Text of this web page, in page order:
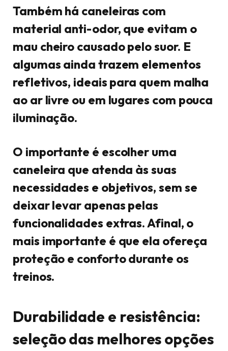
Também há caneleiras com
material anti-odor, que evitam o
mau cheiro causado pelo suor. E
algumas ainda trazem elementos
refletivos, ideais para quem malha
ao ar livre ou em lugares com pouca
iluminação.
O importante é escolher uma
caneleira que atenda às suas
necessidades e objetivos, sem se
deixar levar apenas pelas
funcionalidades extras. Afinal, o
mais importante é que ela ofereça
proteção e conforto durante os
treinos.
Durabilidade e resistência:
seleção das melhores opções